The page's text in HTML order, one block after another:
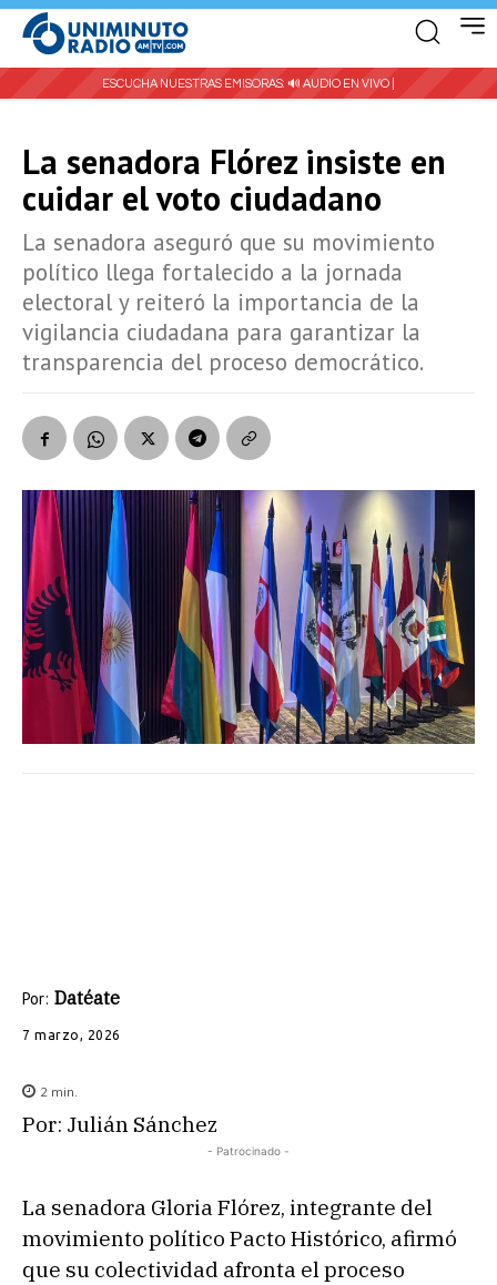
ESCUCHA NUESTRAS EMISORAS: 🔊 AUDIO EN VIVO |
La senadora Flórez insiste en
cuidar el voto ciudadano
La senadora aseguró que su movimiento
político llega fortalecido a la jornada
electoral y reiteró la importancia de la
vigilancia ciudadana para garantizar la
transparencia del proceso democrático.
Por: Datéate
7 marzo, 2026
2 min.
Por: Julián Sánchez
- Patrocinado -
La senadora Gloria Flórez, integrante del
movimiento político Pacto Histórico, afirmó
que su colectividad afronta el proceso